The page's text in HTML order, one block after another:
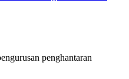
penghantaran